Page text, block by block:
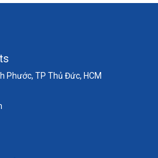
Phước, TP Thủ Đức, HCM